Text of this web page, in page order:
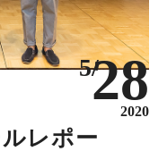
5/28
2020
レポー